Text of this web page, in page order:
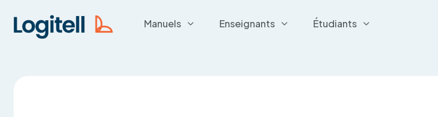
Manuels Enseignants Étudiants